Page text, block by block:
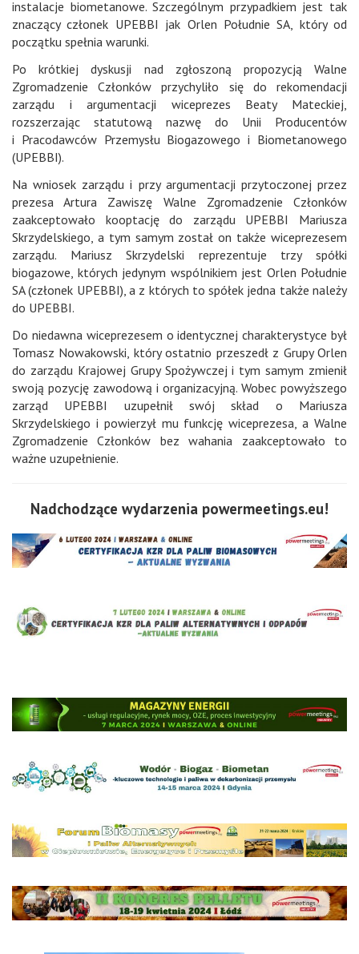
instalacje biometanowe. Szczególnym przypadkiem jest tak
znaczący członek UPEBBI jak Orlen Południe SA, który od
początku spełnia warunki.
Po krótkiej dyskusji nad zgłoszoną propozycją Walne
Zgromadzenie Członków przychyliło się do rekomendacji
zarządu i argumentacji wiceprezes Beaty Mateckiej,
rozszerzając statutową nazwę do Unii Producentów
i Pracodawców Przemysłu Biogazowego i Biometanowego
(UPEBBI).
Na wniosek zarządu i przy argumentacji przytoczonej przez
prezesa Artura Zawiszę Walne Zgromadzenie Członków
zaakceptowało kooptację do zarządu UPEBBI Mariusza
Skrzydelskiego, a tym samym został on także wiceprezesem
zarządu. Mariusz Skrzydelski reprezentuje trzy spółki
biogazowe, których jedynym wspólnikiem jest Orlen Południe
SA (członek UPEBBI), a z których to spółek jedna także należy
do UPEBBI.
Do niedawna wiceprezesem o identycznej charakterystyce był
Tomasz Nowakowski, który ostatnio przeszedł z Grupy Orlen
do zarządu Krajowej Grupy Spożywczej i tym samym zmienił
swoją pozycję zawodową i organizacyjną. Wobec powyższego
zarząd UPEBBI uzupełnił swój skład o Mariusza
Skrzydelskiego i powierzył mu funkcję wiceprezesa, a Walne
Zgromadzenie Członków bez wahania zaakceptowało to
ważne uzupełnienie.
Nadchodzące wydarzenia powermeetings.eu!